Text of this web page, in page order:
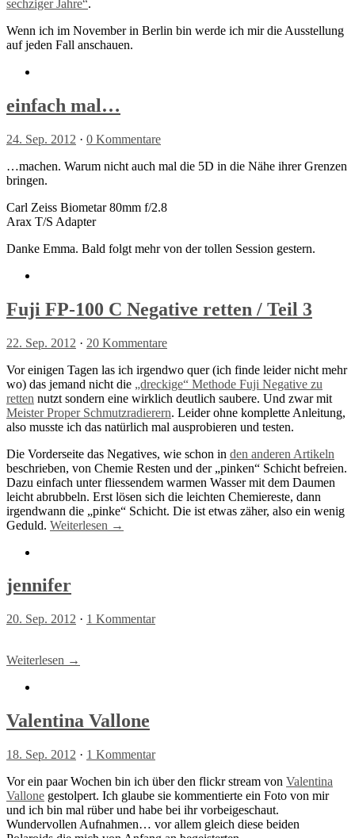
sechziger Jahre“.
Wenn ich im November in Berlin bin werde ich mir die Ausstellung
auf jeden Fall anschauen.
einfach mal…
24. Sep. 2012 · 0 Kommentare
…machen. Warum nicht auch mal die 5D in die Nähe ihrer Grenzen
bringen.
Carl Zeiss Biometar 80mm f/2.8
Arax T/S Adapter
Danke Emma. Bald folgt mehr von der tollen Session gestern.
Fuji FP-100 C Negative retten / Teil 3
22. Sep. 2012 · 20 Kommentare
Vor einigen Tagen las ich irgendwo quer (ich finde leider nicht mehr
wo) das jemand nicht die „dreckige“ Methode Fuji Negative zu
retten nutzt sondern eine wirklich deutlich saubere. Und zwar mit
Meister Proper Schmutzradierern. Leider ohne komplette Anleitung,
also musste ich das natürlich mal ausprobieren und testen.
Die Vorderseite das Negatives, wie schon in den anderen Artikeln
beschrieben, von Chemie Resten und der „pinken“ Schicht befreien.
Dazu einfach unter fliessendem warmen Wasser mit dem Daumen
leicht abrubbeln. Erst lösen sich die leichten Chemiereste, dann
irgendwann die „pinke“ Schicht. Die ist etwas zäher, also ein wenig
Geduld. Weiterlesen →
jennifer
20. Sep. 2012 · 1 Kommentar
Weiterlesen →
Valentina Vallone
18. Sep. 2012 · 1 Kommentar
Vor ein paar Wochen bin ich über den flickr stream von Valentina
Vallone gestolpert. Ich glaube sie kommentierte ein Foto von mir
und ich bin mal rüber und habe bei ihr vorbeigeschaut.
Wundervollen Aufnahmen… vor allem gleich diese beiden